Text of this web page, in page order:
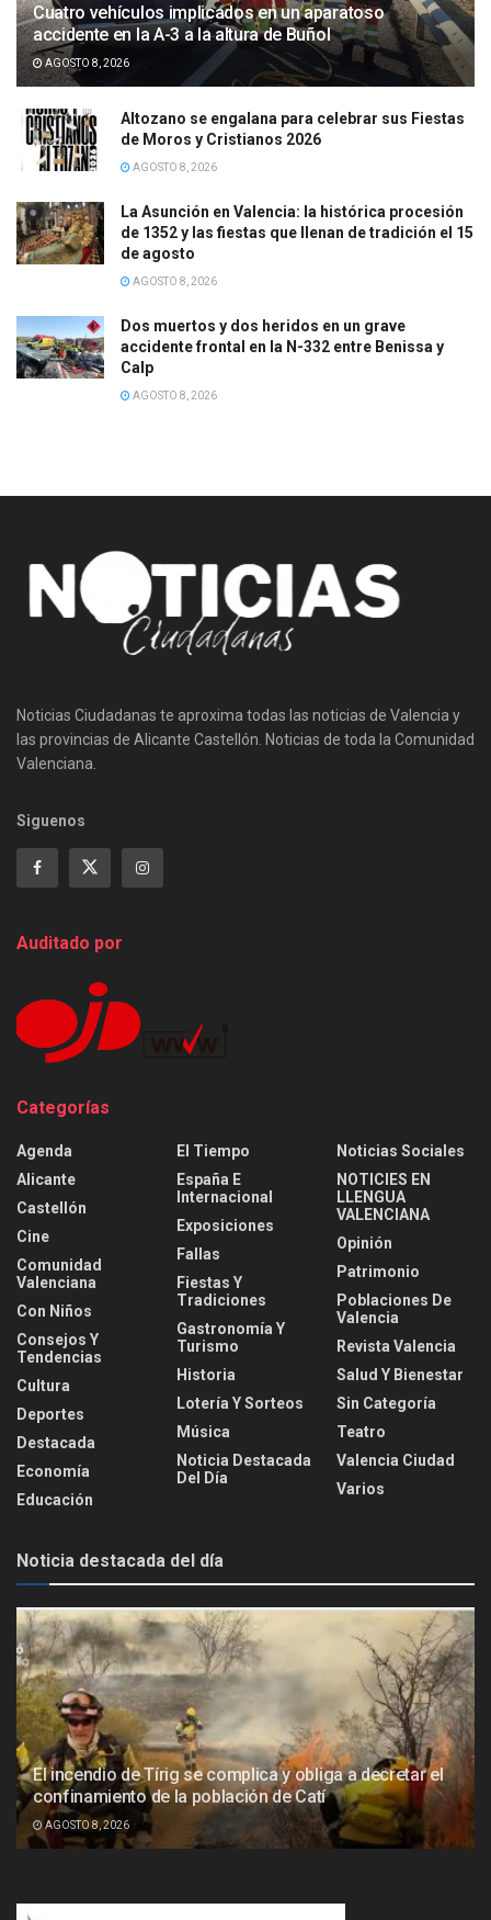
Cuatro vehículos implicados en un aparatoso
accidente en la A-3 a la altura de Buñol
AGOSTO 8, 2026
Altozano se engalana para celebrar sus Fiestas
de Moros y Cristianos 2026
AGOSTO 8, 2026
La Asunción en Valencia: la histórica procesión
de 1352 y las fiestas que llenan de tradición el 15
de agosto
AGOSTO 8, 2026
Dos muertos y dos heridos en un grave
accidente frontal en la N-332 entre Benissa y
Calp
AGOSTO 8, 2026
Noticias Ciudadanas te aproxima todas las noticias de Valencia y
las provincias de Alicante Castellón. Noticias de toda la Comunidad
Valenciana.
Siguenos
Auditado por
Categorías
Agenda
Alicante
Castellón
Cine
Comunidad
Valenciana
Con Niños
Consejos Y
Tendencias
Cultura
Deportes
Destacada
Economía
Educación
El Tiempo
España E
Internacional
Exposiciones
Fallas
Fiestas Y
Tradiciones
Gastronomía Y
Turismo
Historia
Lotería Y Sorteos
Música
Noticia Destacada
Del Día
Noticias Sociales
NOTICIES EN
LLENGUA
VALENCIANA
Opinión
Patrimonio
Poblaciones De
Valencia
Revista Valencia
Salud Y Bienestar
Sin Categoría
Teatro
Valencia Ciudad
Varios
Noticia destacada del día
El incendio de Tírig se complica y obliga a decretar el
confinamiento de la población de Catí
AGOSTO 8, 2026